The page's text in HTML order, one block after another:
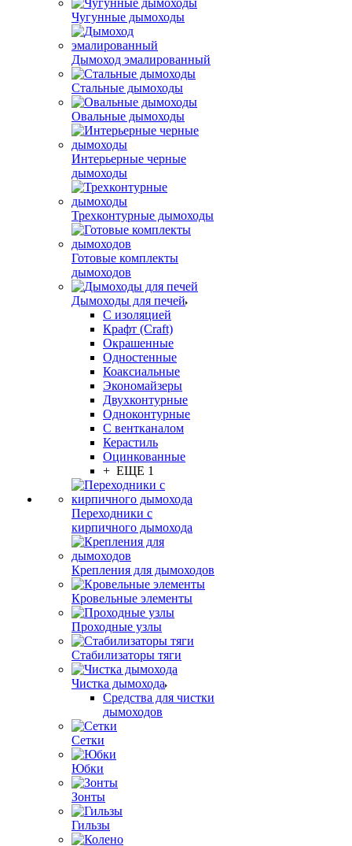
Чугунные дымоходы
Дымоход эмалированный
Стальные дымоходы
Овальные дымоходы
Интерьерные черные
дымоходы
Трехконтурные дымоходы
Готовые комплекты
дымоходов
Дымоходы для печей
С изоляцией
Крафт (Craft)
Окрашенные
Одностенные
Коаксиальные
Экономайзеры
Двухконтурные
Одноконтурные
С вентканалом
Керастиль
Оцинкованные
+ ЕЩЕ 1
Переходники с
кирпичного дымохода
Крепления для дымоходов
Кровельные элементы
Проходные узлы
Стабилизаторы тяги
Чистка дымохода
Средства для чистки
дымоходов
Сетки
Юбки
Зонты
Гильзы